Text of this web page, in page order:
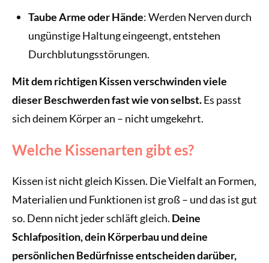
Taube Arme oder Hände: Werden Nerven durch
ungünstige Haltung eingeengt, entstehen
Durchblutungsstörungen.
Mit dem richtigen Kissen verschwinden viele
dieser Beschwerden fast wie von selbst.Es passt
sich deinem Körper an – nicht umgekehrt.
Welche Kissenarten gibt es?
Kissen ist nicht gleich Kissen. Die Vielfalt an Formen,
Materialien und Funktionen ist groß – und das ist gut
so. Denn nicht jeder schläft gleich. Deine
Schlafposition, dein Körperbau und deine
persönlichen Bedürfnisse entscheiden darüber,